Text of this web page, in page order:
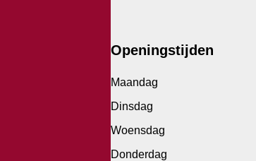
Openingstijden
Maandag
Dinsdag
Woensdag
Donderdag